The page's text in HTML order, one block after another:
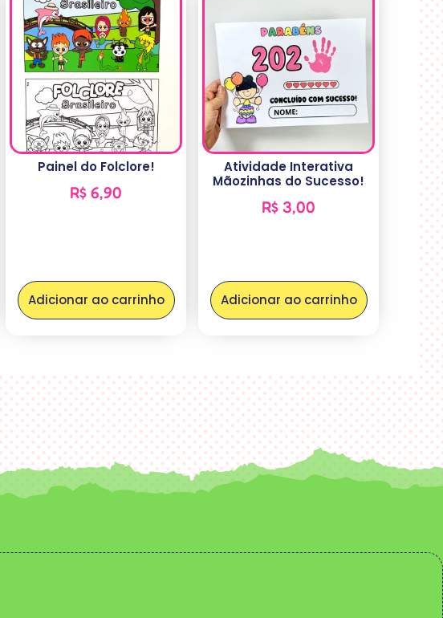
Painel do Folclore!
R$ 6,90
Adicionar ao carrinho
Atividade Interativa
Mãozinhas do Sucesso!
R$ 3,00
Adicionar ao carrinho